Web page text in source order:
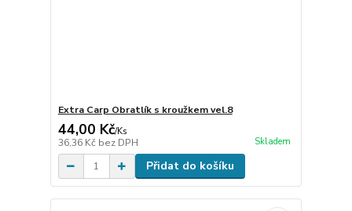
Extra Carp Obratlík s kroužkem vel.8
44,00 Kč/Ks
36,36 Kč bez DPH Skladem
Přidat do košíku